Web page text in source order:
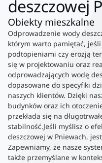
deszczowej
Obiekty mieszkalne
Odprowadzenie wody
którym warto pamiętać,
podtopieniami czy erozją
się w projektowaniu oraz
odprowadzających wodę
dopasowane do specyfiki
naszych klientów. Dzięki
budynków oraz ich
przekłada się na
stabilność.Jeśli myślisz o
deszczowej w Pniewach,
Zapewniamy, że nasze
także przemyślane w